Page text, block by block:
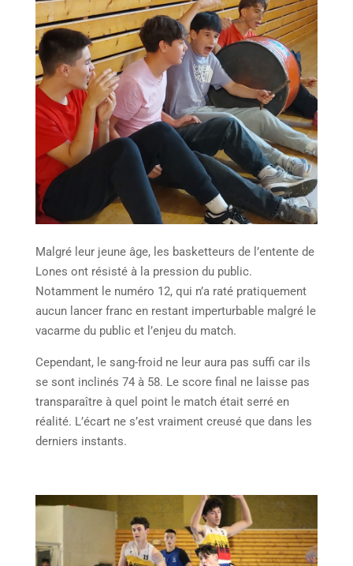
Malgré leur jeune âge, les basketteurs de l’entente de
Lones ont résisté à la pression du public.
Notamment le numéro 12, qui n’a raté pratiquement
aucun lancer franc en restant imperturbable malgré le
vacarme du public et l’enjeu du match.
Cependant, le sang-froid ne leur aura pas suffi car ils
se sont inclinés 74 à 58. Le score final ne laisse pas
transparaître à quel point le match était serré en
réalité. L’écart ne s’est vraiment creusé que dans les
derniers instants.